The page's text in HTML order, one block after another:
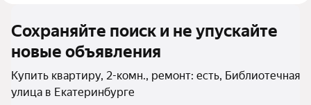
Сохраняйте поиск и не упускайте
новые объявления
Купить квартиру, 2-комн., ремонт: есть, Библиотечная
улица в Екатеринбурге